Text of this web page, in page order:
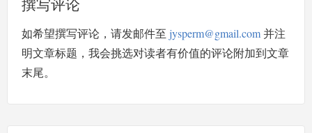
撰写评论
如希望撰写评论，请发邮件至 jysperm@gmail.com并注
明文章标题，我会挑选对读者有价值的评论附加到文章
末尾。